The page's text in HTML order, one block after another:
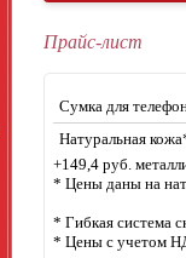
Прайс-лист
Сумка для
Натуральная
+149,4 руб.
* Цены даны на
* Гибкая система
* Цены с учетом